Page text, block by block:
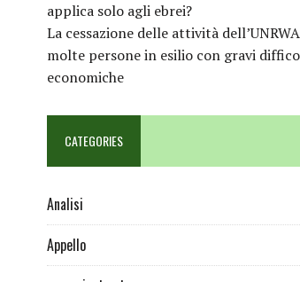
applica solo agli ebrei?
La cessazione delle attività
molte persone in esilio con gravi
economiche
CATEGORIES
Analisi
Appello